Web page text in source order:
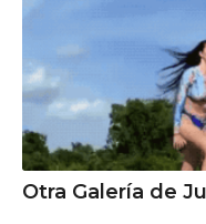
Otra Galería de